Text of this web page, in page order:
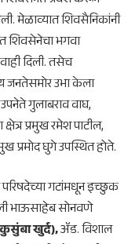
मेळाव्यात शिवसैनिकांनी
शिवसेनेचा भगवा
दिली. तसेच
जनतेसमोर उभा केला
गुलाबराव वाघ,
प्रमुख रमेश पाटील,
प्रमोद घुगे उपस्थित होते.
गटांमधून इच्छुक
भाऊसाहेब सोनवणे
खुर्द),ॲड. विशाल